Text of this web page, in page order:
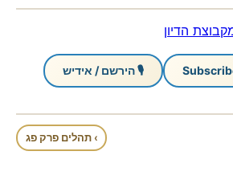
הדיון
🎙 הירשם / אידיש
› תהלים פרק פג